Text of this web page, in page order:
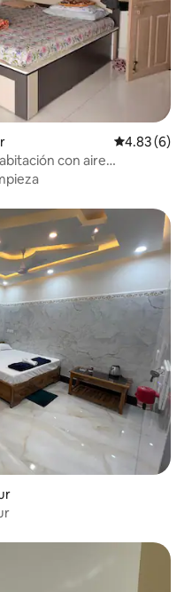
Calificación
4.83 (6)
con aire